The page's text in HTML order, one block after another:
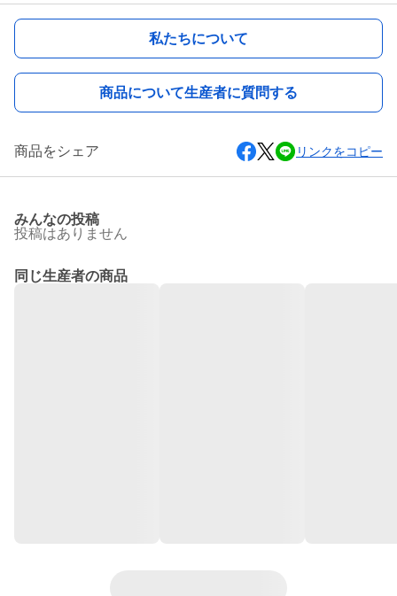
私たちについて
商品について生産者に質問する
商品をシェア リンクをコピー
みんなの投稿
投稿はありません
同じ生産者の商品